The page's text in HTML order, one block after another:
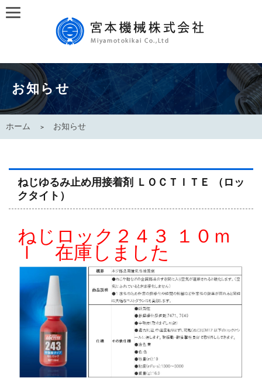
お知らせ
ホーム お知らせ
ねじゆるみ止め用接着剤 ＬＯＣＴＩＴＥ （ロッ
クタイト）
ねじロック２４３ １０ｍ
ｌ 在庫しました